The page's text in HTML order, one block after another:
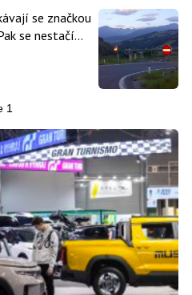
se značkou
se nestačí